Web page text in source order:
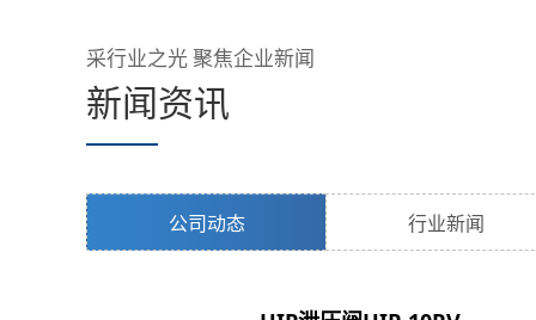
采行业之光 聚焦企业新闻
新闻资讯
公司动态 行业新闻